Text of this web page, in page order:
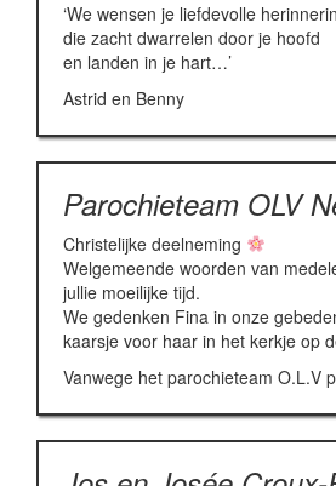
‘We wensen je liefdevolle
die zacht dwarrelen door je hoofd
en landen in je hart…’
Astrid en Benny
Parochieteam OLV
Christelijke deelneming
Welgemeende woorden van
jullie moeilijke tijd.
We gedenken Fina in onze
kaarsje voor haar in het kerkje op
Vanwege het parochieteam O.L.V